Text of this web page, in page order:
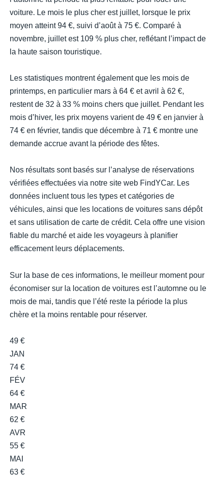
voiture. Le mois le plus cher est juillet, lorsque le prix
moyen atteint 94 €, suivi d’août à 75 €. Comparé à
novembre, juillet est 109 % plus cher, reflétant l’impact de
la haute saison touristique.
Les statistiques montrent également que les mois de
printemps, en particulier mars à 64 € et avril à 62 €,
restent de 32 à 33 % moins chers que juillet. Pendant les
mois d’hiver, les prix moyens varient de 49 € en janvier à
74 € en février, tandis que décembre à 71 € montre une
demande accrue avant la période des fêtes.
Nos résultats sont basés sur l’analyse de réservations
vérifiées effectuées via notre site web FindYCar. Les
données incluent tous les types et catégories de
véhicules, ainsi que les locations de voitures sans dépôt
et sans utilisation de carte de crédit. Cela offre une vision
fiable du marché et aide les voyageurs à planifier
efficacement leurs déplacements.
Sur la base de ces informations, le meilleur moment pour
économiser sur la location de voitures est l’automne ou le
mois de mai, tandis que l’été reste la période la plus
chère et la moins rentable pour réserver.
49 €
JAN
74 €
FÉV
64 €
MAR
62 €
AVR
55 €
MAI
63 €